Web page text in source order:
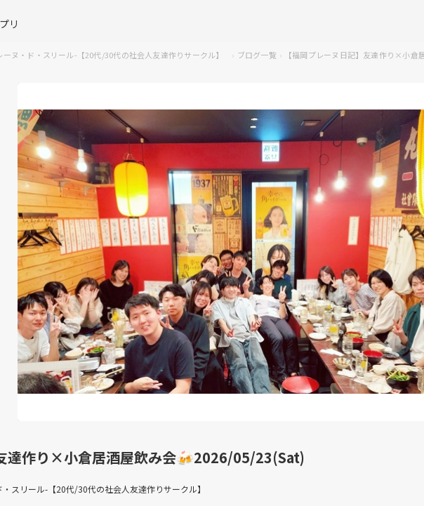
リ
ヌ・ド・スリール-【20代/30代の社会人友達作りサークル】 ブログ一覧 【福岡プレーヌ日記】友達作り×小
達作り×小倉居酒屋飲み会🍻2026/05/23(Sat)
スリール-【20代/30代の社会人友達作りサークル】